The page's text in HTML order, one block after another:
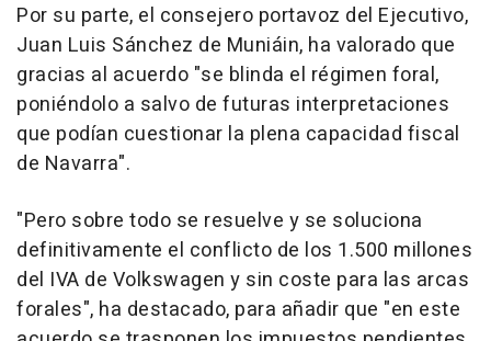
Por su parte, el consejero portavoz del Ejecutivo,
Juan Luis Sánchez de Muniáin, ha valorado que
gracias al acuerdo "se blinda el régimen foral,
poniéndolo a salvo de futuras interpretaciones
que podían cuestionar la plena capacidad fiscal
de Navarra".
"Pero sobre todo se resuelve y se soluciona
definitivamente el conflicto de los 1.500 millones
del IVA de Volkswagen y sin coste para las arcas
forales", ha destacado, para añadir que "en este